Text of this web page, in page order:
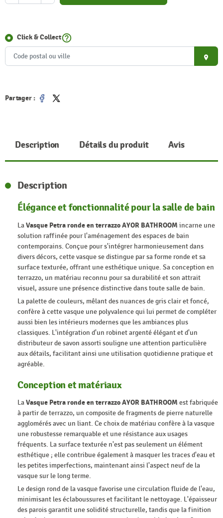
Click & Collecthelp_outline
place
Partager :
Partager
Tweet
Description Détails du produit Avis
Description
Élégance et fonctionnalité pour la salle de bain
LaVasque Petra ronde en terrazzo AYOR BATHROOM incarne une
solution raffinée pour l'aménagement des espaces de bain
contemporains. Conçue pour s'intégrer harmonieusement dans
divers décors, cette vasque se distingue par sa forme ronde et sa
surface texturée, offrant une esthétique unique. Sa conception en
terrazzo, un matériau reconnu pour sa durabilité et son attrait
visuel, assure une présence distinctive dans toute salle de bain.
La palette de couleurs, mêlant des nuances de gris clair et foncé,
confère à cette vasque une polyvalence qui lui permet de compléter
aussi bien les intérieurs modernes que les ambiances plus
classiques. L'intégration d'un robinet argenté élégant et d'un
distributeur de savon assorti souligne une attention particulière
aux détails, facilitant ainsi une utilisation quotidienne pratique et
agréable.
Conception et matériaux
LaVasque Petra ronde en terrazzo AYOR BATHROOM est fabriquée
à partir de terrazzo, un composite de fragments de pierre naturelle
agglomérés avec un liant. Ce choix de matériau confère à la vasque
une robustesse remarquable et une résistance aux usages
fréquents. La surface texturée n'est pas seulement un élément
esthétique ; elle contribue également à masquer les traces d'eau et
les petites imperfections, maintenant ainsi l'aspect neuf de la
vasque sur le long terme.
Le design rond de la vasque favorise une circulation fluide de l'eau,
minimisant les éclaboussures et facilitant le nettoyage. L'épaisseur
des parois garantit une solidité structurelle, tandis que la finition